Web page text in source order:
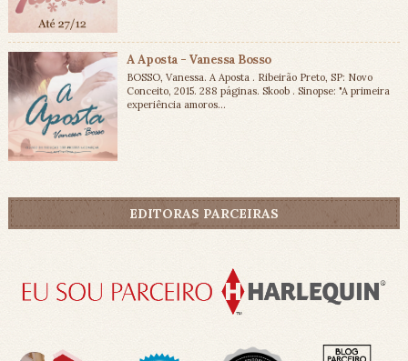
A Aposta - Vanessa Bosso
BOSSO, Vanessa. A Aposta . Ribeirão Preto, SP: Novo
Conceito, 2015. 288 páginas. Skoob . Sinopse: "A primeira
experiência amoros...
EDITORAS PARCEIRAS